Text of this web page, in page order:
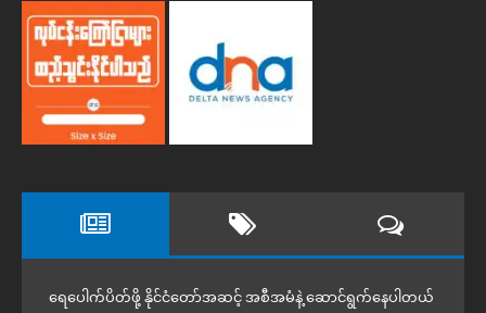
ရေပေါက်ပိတ်ဖို့ နိုင်ငံတော်အဆင့် အစီအမံနဲ့ ဆောင်ရွက်နေပါတယ်